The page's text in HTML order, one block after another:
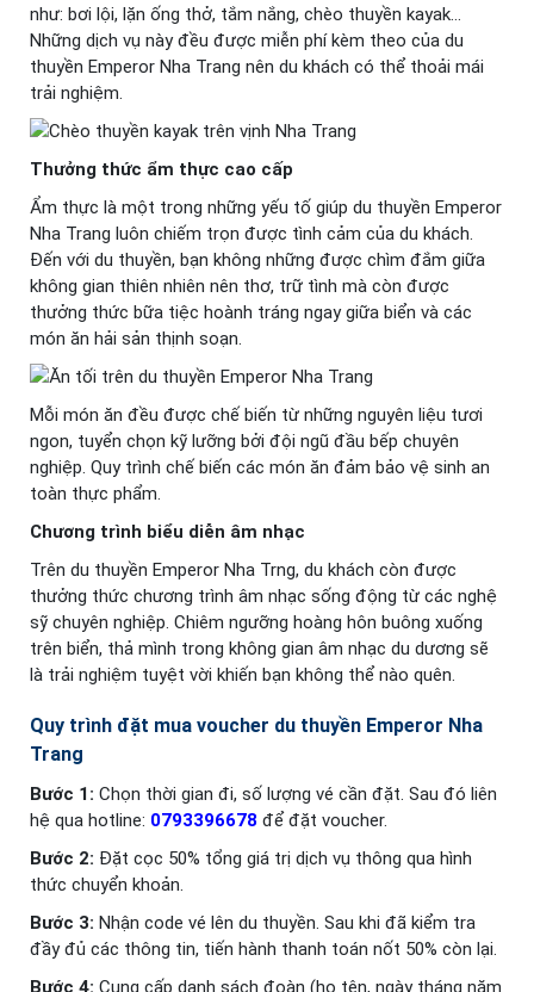
như: bơi lội, lặn ống thở, tắm nắng, chèo thuyền kayak…
Những dịch vụ này đều được miễn phí kèm theo của du
thuyền Emperor Nha Trang nên du khách có thể thoải mái
trải nghiệm.
Thưởng thức ẩm thực cao cấp
Ẩm thực là một trong những yếu tố giúp du thuyền Emperor
Nha Trang luôn chiếm trọn được tình cảm của du khách.
Đến với du thuyền, bạn không những được chìm đắm giữa
không gian thiên nhiên nên thơ, trữ tình mà còn được
thưởng thức bữa tiệc hoành tráng ngay giữa biển và các
món ăn hải sản thịnh soạn.
Mỗi món ăn đều được chế biến từ những nguyên liệu tươi
ngon, tuyển chọn kỹ lưỡng bởi đội ngũ đầu bếp chuyên
nghiệp. Quy trình chế biến các món ăn đảm bảo vệ sinh an
toàn thực phẩm.
Chương trình biểu diễn âm nhạc
Trên du thuyền Emperor Nha Trng, du khách còn được
thưởng thức chương trình âm nhạc sống động từ các nghệ
sỹ chuyên nghiệp. Chiêm ngưỡng hoàng hôn buông xuống
trên biển, thả mình trong không gian âm nhạc du dương sẽ
là trải nghiệm tuyệt vời khiến bạn không thể nào quên.
Quy trình đặt mua voucher du thuyền Emperor Nha
Trang
Bước 1: Chọn thời gian đi, số lượng vé cần đặt. Sau đó liên
hệ qua hotline: 0793396678 để đặt voucher.
Bước 2: Đặt cọc 50% tổng giá trị dịch vụ thông qua hình
thức chuyển khoản.
Bước 3: Nhận code vé lên du thuyền. Sau khi đã kiểm tra
đầy đủ các thông tin, tiến hành thanh toán nốt 50% còn lại.
Bước 4: Cung cấp danh sách đoàn (họ tên, ngày tháng năm